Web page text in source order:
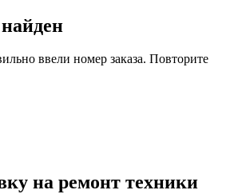
ввели номер заказа. Повторите
на ремонт техники